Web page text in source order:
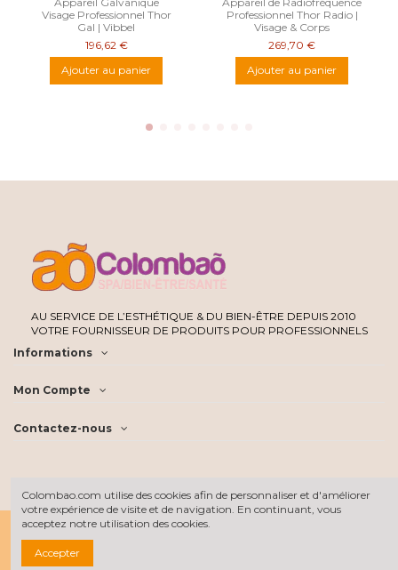
Visage Professionnel Thor
Gal | Vibbel
196,62 €
Ajouter au panier
Professionnel Thor Radio |
Visage & Corps
269,70 €
Ajouter au panier
AU SERVICE DE L’ESTHÉTIQUE & DU BIEN-ÊTRE DEPUIS 2010
VOTRE FOURNISSEUR DE PRODUITS POUR PROFESSIONNELS
Informations
Mon Compte
Contactez-nous
Colombao.com utilise des cookies afin de personnaliser et d'améliorer
votre expérience de visite et de navigation. En continuant, vous
acceptez notre utilisation des cookies.
Accepter